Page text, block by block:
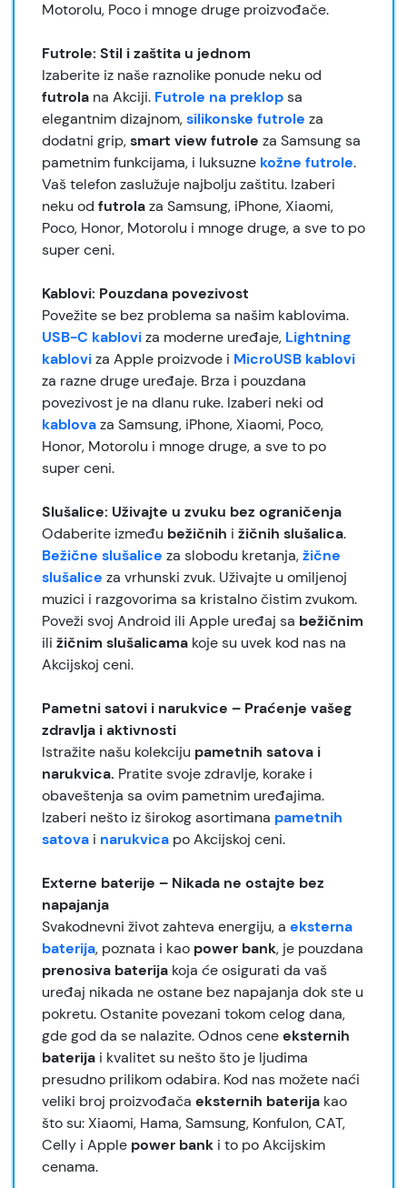
Motorolu, Poco i mnoge druge proizvođače.
Futrole: Stil i zaštita u jednom
Izaberite iz naše raznolike ponude neku od
futrola na Akciji. Futrole na preklopsa
elegantnim dizajnom,silikonske futrole za
dodatni grip,smart view futrole za Samsung sa
pametnim funkcijama, i luksuzne kožne futrole.
Vaš telefon zaslužuje najbolju zaštitu. Izaberi
neku od futrolaza Samsung, iPhone, Xiaomi,
Poco, Honor, Motorolu i mnoge druge, a sve to po
super ceni.
Kablovi: Pouzdana povezivost
Povežite se bez problema sa našim kablovima.
USB-C kabloviza moderne uređaje, Lightning
kabloviza Apple proizvode i MicroUSB kablovi
za razne druge uređaje. Brza i pouzdana
povezivost je na dlanu ruke. Izaberi neki od
kablovaza Samsung, iPhone, Xiaomi, Poco,
Honor, Motorolu i mnoge druge, a sve to po
super ceni.
Slušalice: Uživajte u zvuku bez ograničenja
Odaberite između bežičnih i žičnih slušalica.
Bežične slušalice za slobodu kretanja,žične
slušalice za vrhunski zvuk. Uživajte u omiljenoj
muzici i razgovorima sa kristalno čistim zvukom.
Poveži svoj Android ili Apple uređaj sa bežičnim
ili žičnim slušalicama koje su uvek kod nas na
Akcijskoj ceni.
Pametni satovi i narukvice – Praćenje vašeg
zdravlja i aktivnosti
Istražite našu kolekciju pametnih satova i
narukvica. Pratite svoje zdravlje, korake i
obaveštenja sa ovim pametnim uređajima.
Izaberi nešto iz širokog asortimana pametnih
satova i narukvica po Akcijskoj ceni.
Externe baterije – Nikada ne ostajte bez
napajanja
Svakodnevni život zahteva energiju, a eksterna
baterija, poznata i kao power bank, je pouzdana
prenosiva baterija koja će osigurati da vaš
uređaj nikada ne ostane bez napajanja dok ste u
pokretu. Ostanite povezani tokom celog dana,
gde god da se nalazite. Odnos ceneeksternih
baterija i kvalitet su nešto što je ljudima
presudno prilikom odabira. Kod nas možete naći
veliki broj proizvođača eksternih baterija kao
što su: Xiaomi, Hama, Samsung, Konfulon, CAT,
Celly i Apple power bank i to po Akcijskim
cenama.